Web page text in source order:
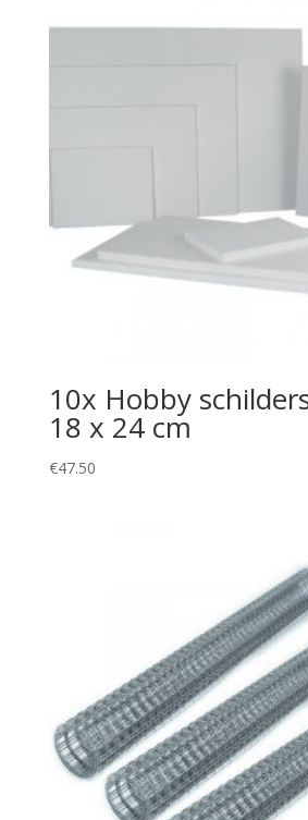
10x Hobby
18 x 24 cm
€47.50